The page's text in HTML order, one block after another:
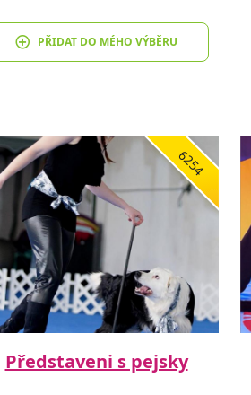
PŘIDAT DO MÉHO VÝBĚRU
6254
Představeni s pejsky